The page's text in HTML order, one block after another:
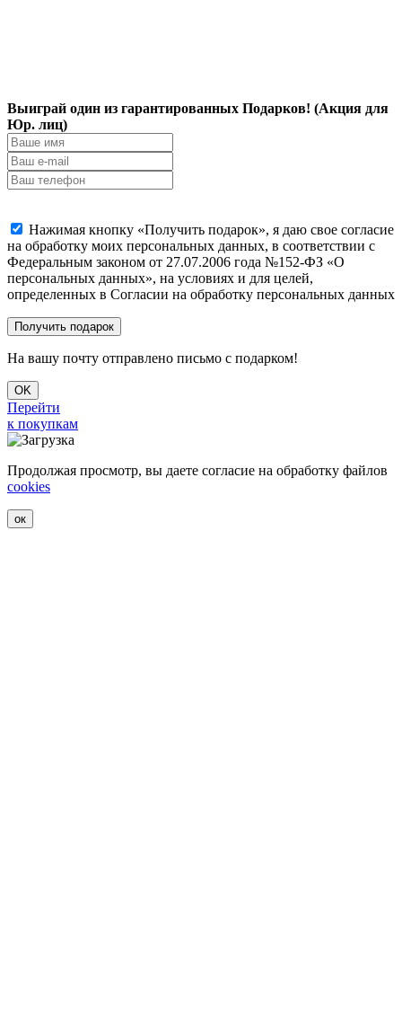
Выиграй один из гарантированных Подарков! (Акция для
Юр. лиц)
Нажимая кнопку «Получить подарок», я даю свое согласие
на обработку моих персональных данных, в соответствии с
Федеральным законом от 27.07.2006 года №152-ФЗ «О
персональных данных», на условиях и для целей,
определенных в Согласии на обработку персональных данных
На вашу почту отправлено письмо с подарком!
OK
Перейти
к покупкам
Продолжая просмотр, вы даете согласие на обработку файлов
cookies
ок